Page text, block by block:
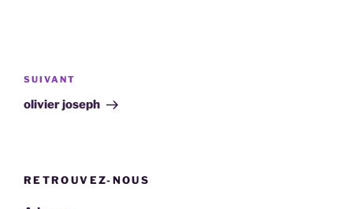
de
l’article
Article
suivant
SUIVANT
olivier joseph
RETROUVEZ-NOUS